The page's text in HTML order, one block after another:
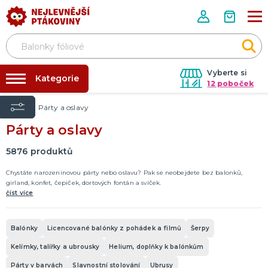
Vyberte si
12 poboček
✨ Rozlučky se svobodou ✨
Tabulky velikostí
Balónky a helium
Dárky s potiskem
Nafukování balónků
Výzdoba na klíč
Kategorie
TRIČKA S POTISKEM
Vánoce
Vtipná
DEKORACE A DOPLŇKY S POTISKEM
Motivy pro páry
Motivy profesí a koníčků
Motivy mazlíčků
Motivy alkoholu
Tématické motivy
DALŠÍ KATEGORIE
Úvod Párty a oslavy
Párty a oslavy
5876 produktů
Chystáte narozeninovou párty nebo oslavu? Pak se neobejdete bez balonků,
girland, konfet, čepiček, dortových fontán a svíček.
číst více
Balónky Licencované balónky z pohádek a filmů Šerpy
Kelímky, talířky a ubrousky Helium, doplňky k balónkům
Párty v barvách Slavnostní stolování Ubrusy